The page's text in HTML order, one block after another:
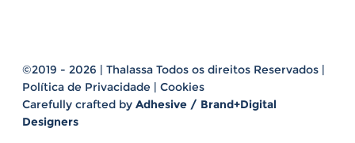
©2019 - 2026 | Thalassa Todos os direitos Reservados |
Política de Privacidade | Cookies
Carefully crafted by Adhesive / Brand+Digital
Designers